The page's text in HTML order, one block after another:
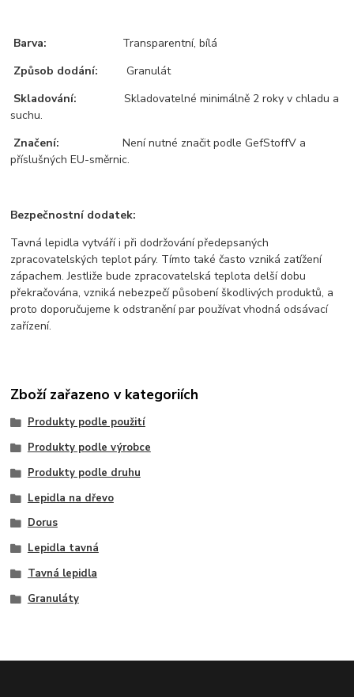
Barva: Transparentní, bílá
Způsob dodání: Granulát
Skladování:Skladovatelné minimálně 2 roky v chladu a
suchu.
Značení:Není nutné značit podle GefStoffV a
příslušných EU-směrnic.
Bezpečnostní dodatek:
Tavná lepidla vytváří i při dodržování předepsaných
zpracovatelských teplot páry. Tímto také často vzniká zatížení
zápachem. Jestliže bude zpracovatelská teplota delší dobu
překračována, vzniká nebezpečí působení škodlivých produktů, a
proto doporučujeme k odstranění par používat vhodná odsávací
zařízení.
Zboží zařazeno v kategoriích
Produkty podle použití
Produkty podle výrobce
Produkty podle druhu
Lepidla na dřevo
Dorus
Lepidla tavná
Tavná lepidla
Granuláty